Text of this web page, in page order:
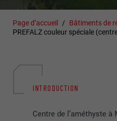
Page d’accueil
Bâtiments de
PREFALZ couleur spéciale
INTRODUCTION
Centre de l’améthyste à